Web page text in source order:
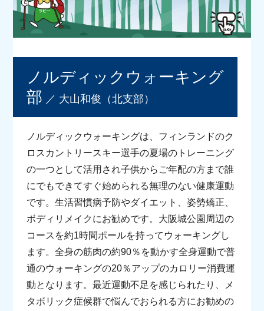
サーフィン部 ボウリング部
カート部
バスボートフィッシ
青年倶楽部
スキューバダイビン
マラソン部
バーベキュー部 温泉探求部
エンタメ研究部 日本酒探求部
スキー＆スノーボー
ド部
健康麻雀俱楽部
神社・仏閣 探求部 ポーセラーツくらぶ
アジア料理研究部
田舎暮らし研究俱楽
ノルディックウォーキング
部 ／ 大山和俊（北支部）
ノルディックウォーキングは、フィンランドのク
ロスカントリースキー選手の夏場のトレーニング
の一つとして活用され子供からご年配の方まで誰
にでもできてすぐ始められる無理のない健康運動
です。生活習慣病予防やダイエット、姿勢矯正、
ボディリメイクにお勧めです。大阪城公園周辺の
コースを約1時間ポールを持ってウォーキングし
ます。全身の筋肉の約90％を動かす全身運動で普
通のウォーキングの20％アップのカロリー消費運
動となります。最近運動不足を感じられたり、メ
タボリック症候群で悩んでおられる方にお勧めの